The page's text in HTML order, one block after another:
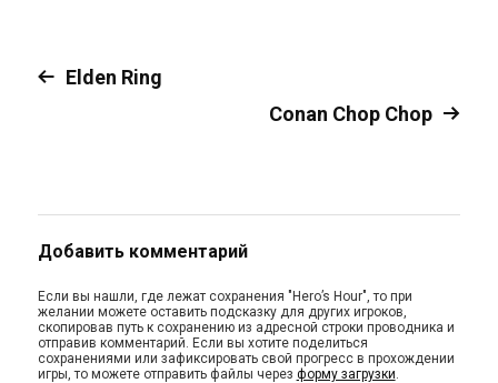
Elden Ring
Conan Chop Chop
Добавить комментарий
Если вы нашли, где лежат сохранения "Hero’s Hour", то при
желании можете оставить подсказку для других игроков,
скопировав путь к сохранению из адресной строки проводника и
отправив комментарий. Если вы хотите поделиться
сохранениями или зафиксировать свой прогресс в прохождении
игры, то можете отправить файлы через форму загрузки.